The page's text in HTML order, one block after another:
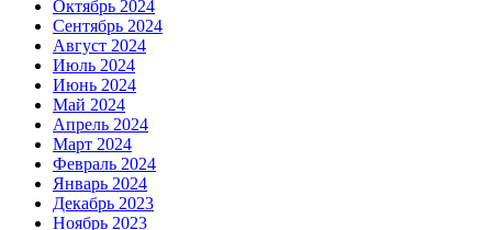
Октябрь 2024
Сентябрь 2024
Август 2024
Июль 2024
Июнь 2024
Май 2024
Апрель 2024
Март 2024
Февраль 2024
Январь 2024
Декабрь 2023
Ноябрь 2023